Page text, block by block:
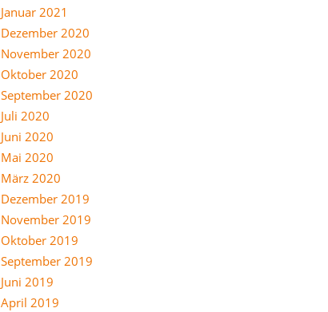
Januar 2021
Dezember 2020
November 2020
Oktober 2020
September 2020
Juli 2020
Juni 2020
Mai 2020
März 2020
Dezember 2019
November 2019
Oktober 2019
September 2019
Juni 2019
April 2019